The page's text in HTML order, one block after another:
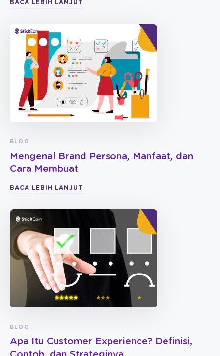
BACA LEBIH LANJUT
BLOG
Mengenal Brand Persona, Manfaat, dan
Cara Membuat
BACA LEBIH LANJUT
BLOG
Apa Itu Customer Experience? Definisi,
Contoh, dan Strateginya